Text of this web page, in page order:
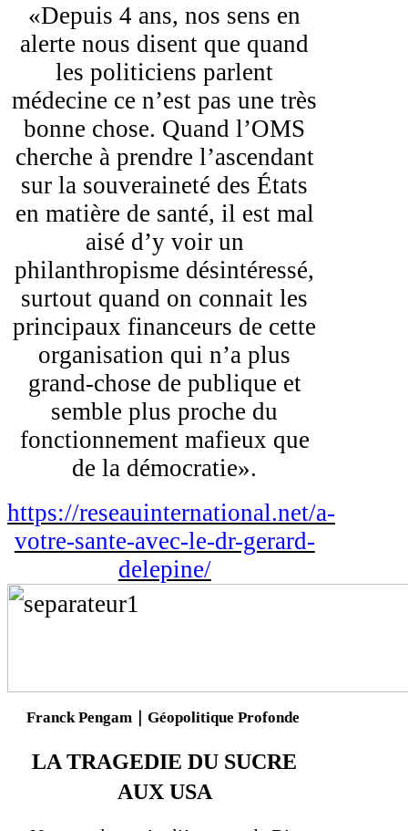
«Depuis 4 ans, nos sens en
alerte nous disent que quand
les politiciens parlent
médecine ce n’est pas une très
bonne chose. Quand l’OMS
cherche à prendre l’ascendant
sur la souveraineté des États
en matière de santé, il est mal
aisé d’y voir un
philanthropisme désintéressé,
surtout quand on connait les
principaux financeurs de cette
organisation qui n’a plus
grand-chose de publique et
semble plus proche du
fonctionnement mafieux que
de la démocratie».
https://reseauinternational.net/a-
votre-sante-avec-le-dr-gerard-
delepine/
Franck Pengam｜ Géopolitique Profonde
LA TRAGEDIE DU SUCRE
AUX USA